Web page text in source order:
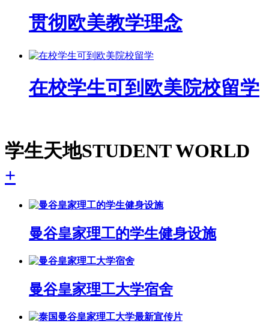
贯彻欧美教学理念
在校学生可到欧美院校留学
学生天地STUDENT WORLD
+
曼谷皇家理工的学生健身设施
曼谷皇家理工大学宿舍